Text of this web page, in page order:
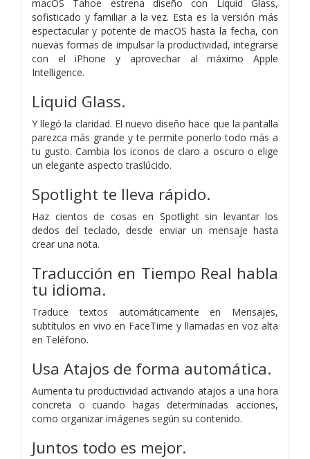
macOS Tahoe estrena diseño con Liquid Glass,
sofisticado y familiar a la vez. Esta es la versión más
espectacular y potente de macOS hasta la fecha, con
nuevas formas de impulsar la productividad, integrarse
con el iPhone y aprovechar al máximo Apple
Intelligence.
Liquid Glass.
Y llegó la claridad. El nuevo diseño hace que la pantalla
parezca más grande y te permite ponerlo todo más a
tu gusto. Cambia los iconos de claro a oscuro o elige
un elegante aspecto traslúcido.
Spotlight te lleva rápido.
Haz cientos de cosas en Spotlight sin levantar los
dedos del teclado, desde enviar un mensaje hasta
crear una nota.
Traducción en Tiempo Real habla
tu idioma.
Traduce textos automáticamente en Mensajes,
subtítulos en vivo en FaceTime y llamadas en voz alta
en Teléfono.
Usa Atajos de forma automática.
Aumenta tu productividad activando atajos a una hora
concreta o cuando hagas determinadas acciones,
como organizar imágenes según su contenido.
Juntos todo es mejor.